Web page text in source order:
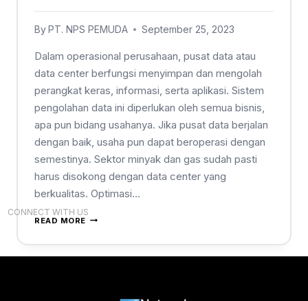
ByPT. NPS PEMUDA September 25, 2023
Dalam operasional perusahaan, pusat data atau
data center berfungsi menyimpan dan mengolah
perangkat keras, informasi, serta aplikasi. Sistem
pengolahan data ini diperlukan oleh semua bisnis,
apa pun bidang usahanya. Jika pusat data berjalan
dengan baik, usaha pun dapat beroperasi dengan
semestinya. Sektor minyak dan gas sudah pasti
harus disokong dengan data center yang
berkualitas. Optimasi…
READ MORE
CONNECT WITH US